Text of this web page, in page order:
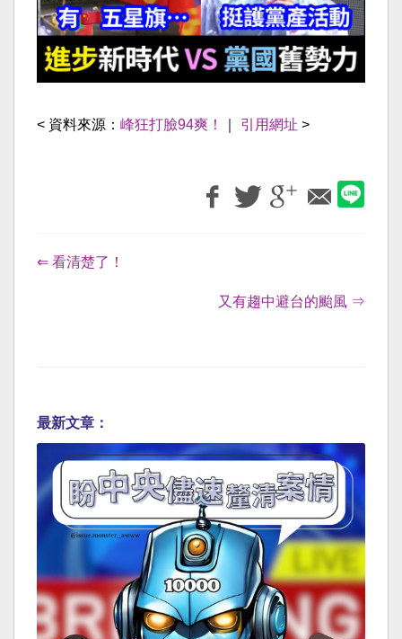
< 資料來源： 峰狂打臉94爽！ 引用網址 >
⇐ 看清楚了！
又有趨中避台的颱風 ⇒
最新文章：